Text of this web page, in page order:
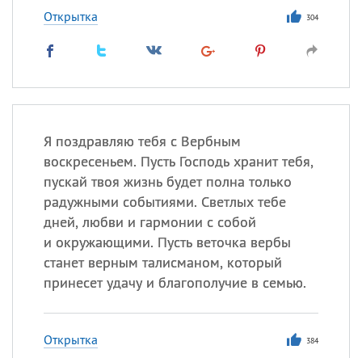
Открытка 304
Я поздравляю тебя с Вербным
воскресеньем. Пусть Господь хранит тебя,
пускай твоя жизнь будет полна только
радужными событиями. Светлых тебе
дней, любви и гармонии с собой
и окружающими. Пусть веточка вербы
станет верным талисманом, который
принесет удачу и благополучие в семью.
Открытка 384